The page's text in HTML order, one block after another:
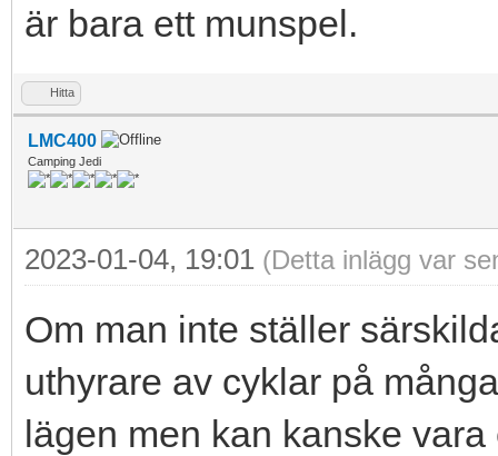
är bara ett munspel.
Hitta
LMC400
Camping Jedi
2023-01-04, 19:01 (Detta inlägg var
Om man inte ställer
uthyrare av cyklar på
lägen men kan kanske